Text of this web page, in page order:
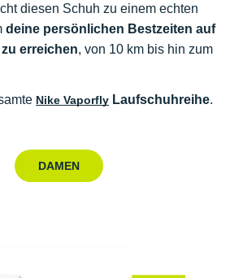
diesen Schuh zu einem echten
deine persönlichen Bestzeiten auf
erreichen, von 10 km bis hin zum
Nike Vaporfly Laufschuhreihe.
DAMEN